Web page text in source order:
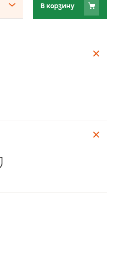
В корзину